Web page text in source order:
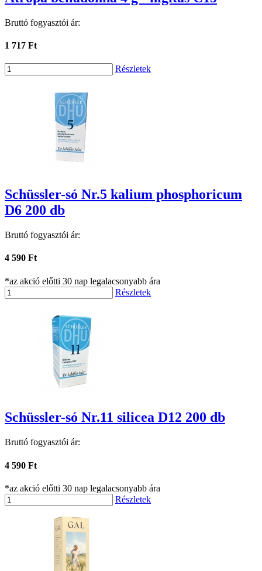
Bruttó fogyasztói ár:
1 717 Ft
Részletek
Schüssler-só Nr.5 kalium phosphoricum
D6 200 db
Bruttó fogyasztói ár:
4 590 Ft
*az akció előtti 30 nap legalacsonyabb ára
Részletek
Schüssler-só Nr.11 silicea D12 200 db
Bruttó fogyasztói ár:
4 590 Ft
*az akció előtti 30 nap legalacsonyabb ára
Részletek